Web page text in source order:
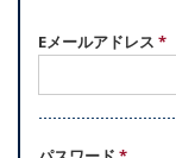
Eメールアドレス *